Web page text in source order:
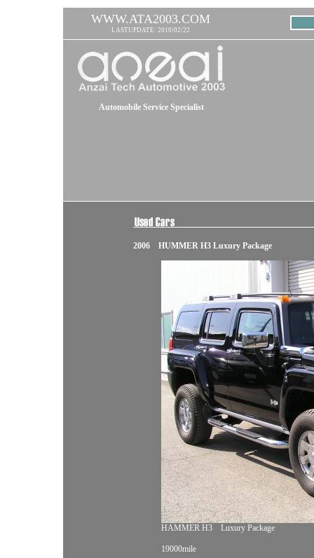
WWW.ATA2003.COM
LASTUPDATE: 2010/02/22
Automobile Service Specialist
2006 HUMMER H3 Luxury Package
HAMMER H3 Luxury Package
19000mile